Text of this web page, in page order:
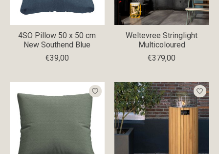
4SO Pillow 50 x 50 cm
New Southend Blue
€39,00
Weltevree Stringlight
Multicoloured
€379,00